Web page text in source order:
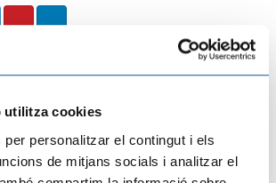
utilitza cookies
per personalitzar el contingut i els
de mitjans socials i analitzar el